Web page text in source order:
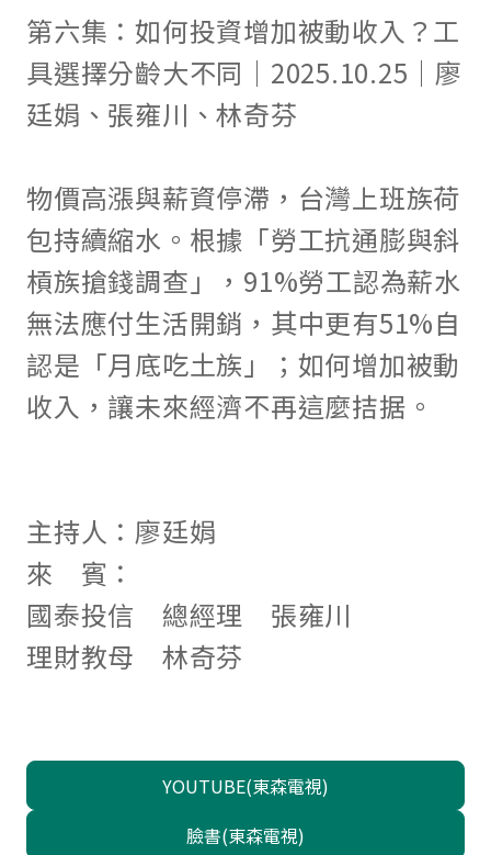
第六集：如何投資增加被動收入？工
具選擇分齡大不同｜2025.10.25｜廖
廷娟、張雍川、林奇芬
物價高漲與薪資停滯，台灣上班族荷
包持續縮水。根據「勞工抗通膨與斜
槓族搶錢調查」，91%勞工認為薪水
無法應付生活開銷，其中更有51%自
認是「月底吃土族」；如何增加被動
收入，讓未來經濟不再這麼拮据。
主持人：廖廷娟
來 賓：
國泰投信 總經理 張雍川
理財教母 林奇芬
YOUTUBE(東森電視)
臉書(東森電視)